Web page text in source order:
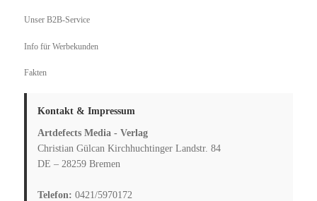
Unser B2B-Service
Info für Werbekunden
Fakten
Kontakt & Impressum
Artdefects Media - Verlag
Christian Gülcan Kirchhuchtinger Landstr. 84
DE – 28259 Bremen
Telefon: 0421/5970172